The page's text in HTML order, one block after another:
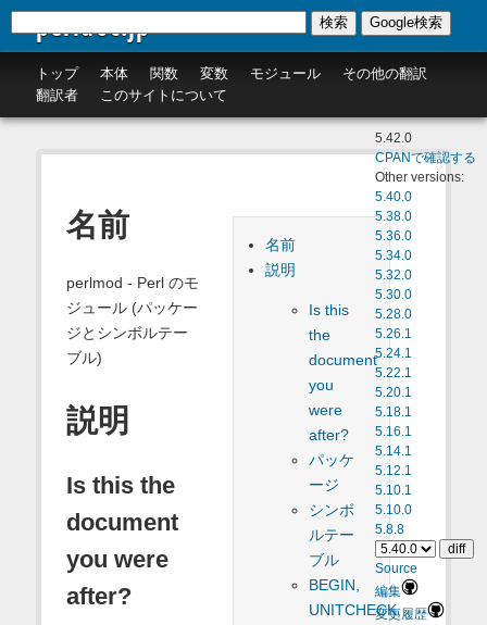
perldoc.jp
トップ 本体 関数 変数 モジュール
その他の翻訳
翻訳者
このサイトについて
検索 Google検索
5.42.0
CPANで確認する
Other versions:
5.40.0
5.38.0
5.36.0
5.34.0
5.32.0
5.30.0
5.28.0
5.26.1
5.24.1
5.22.1
5.20.1
5.18.1
5.16.1
5.14.1
5.12.1
5.10.1
5.10.0
5.8.8
Source
編集
変更履歴
名前
説明
Is this
the
document
you
were
after?
パッケ
ージ
シンボ
ルテー
ブル
BEGIN,
UNITCHECK,
名前
perlmod - Perl のモ
ジュール (パッケー
ジとシンボルテー
ブル)
説明
Is this the
document
you were
after?